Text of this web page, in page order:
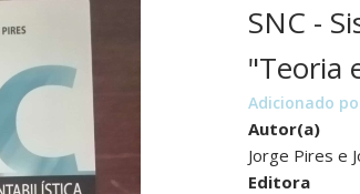
SNC -
"Teoria
Adicionado
Autor(a)
Jorge Pires e
Editora